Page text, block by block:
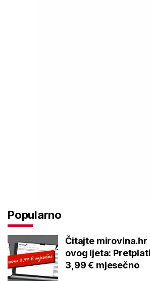
Popularno
Čitajte mirovina.hr
ovog ljeta:
3,99 € mjesečno